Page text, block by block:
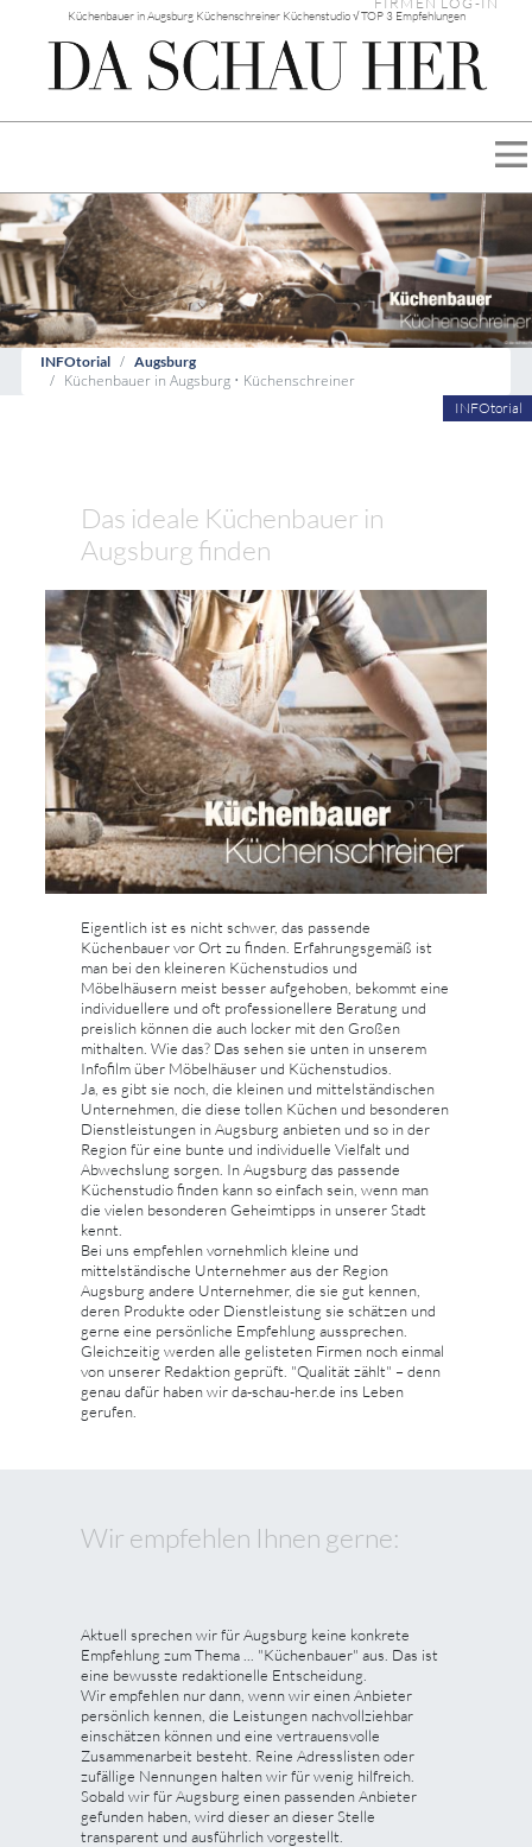
Küchenbauer in Augsburg Küchenschreiner Küchenstudio √ TOP 3 Empfehlungen
INFOtorial Augsburg
Küchenbauer in Augsburg • Küchenschreiner
INFOtorial
Das ideale Küchenbauer in
Augsburg finden
Eigentlich ist es nicht schwer, das passende
Küchenbauer vor Ort zu finden. Erfahrungsgemäß ist
man bei den kleineren Küchenstudios und
Möbelhäusern meist besser aufgehoben, bekommt eine
individuellere und oft professionellere Beratung und
preislich können die auch locker mit den Großen
mithalten. Wie das? Das sehen sie unten in unserem
Infofilm über Möbelhäuser und Küchenstudios.
Ja, es gibt sie noch, die kleinen und mittelständischen
Unternehmen, die diese tollen Küchen und besonderen
Dienstleistungen in Augsburg anbieten und so in der
Region für eine bunte und individuelle Vielfalt und
Abwechslung sorgen. In Augsburg das passende
Küchenstudio finden kann so einfach sein, wenn man
die vielen besonderen Geheimtipps in unserer Stadt
kennt.
Bei uns empfehlen vornehmlich kleine und
mittelständische Unternehmer aus der Region
Augsburg andere Unternehmer, die sie gut kennen,
deren Produkte oder Dienstleistung sie schätzen und
gerne eine persönliche Empfehlung aussprechen.
Gleichzeitig werden alle gelisteten Firmen noch einmal
von unserer Redaktion geprüft. "Qualität zählt" – denn
genau dafür haben wir da-schau-her.de ins Leben
gerufen.
Wir empfehlen Ihnen gerne:
Aktuell sprechen wir für Augsburg keine konkrete
Empfehlung zum Thema ... "Küchenbauer" aus. Das ist
eine bewusste redaktionelle Entscheidung.
Wir empfehlen nur dann, wenn wir einen Anbieter
persönlich kennen, die Leistungen nachvollziehbar
einschätzen können und eine vertrauensvolle
Zusammenarbeit besteht. Reine Adresslisten oder
zufällige Nennungen halten wir für wenig hilfreich.
Sobald wir für Augsburg einen passenden Anbieter
gefunden haben, wird dieser an dieser Stelle
transparent und ausführlich vorgestellt.